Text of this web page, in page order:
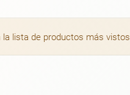
lista de productos más vistos